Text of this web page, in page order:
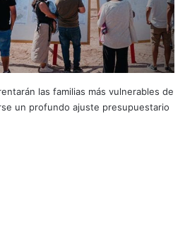
las familias más vulnerables de
un profundo ajuste presupuestario